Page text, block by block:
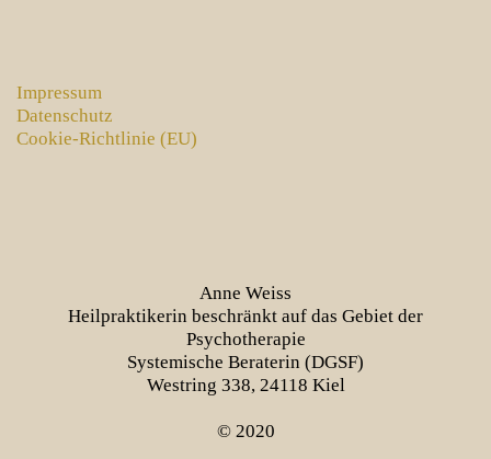
Impressum
Datenschutz
Cookie-Richtlinie (EU)
Anne Weiss
Heilpraktikerin beschränkt auf das Gebiet der
Psychotherapie
Systemische Beraterin (DGSF)
Westring 338, 24118 Kiel
© 2020